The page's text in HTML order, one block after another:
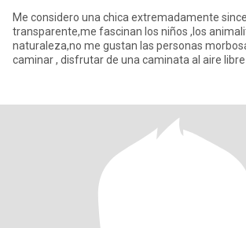
Me considero una chica extremadamente
transparente,me fascinan los niños ,los
naturaleza,no me gustan las personas
caminar , disfrutar de una caminata al aire